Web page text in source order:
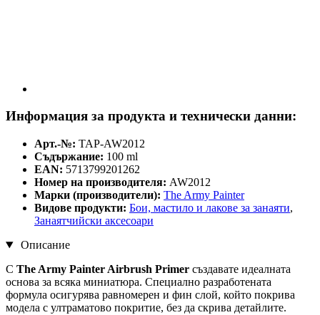
Информация за продукта и технически данни:
Арт.-№: TAP-AW2012
Съдържание: 100 ml
EAN: 5713799201262
Номер на производителя: AW2012
Марки (производители): The Army Painter
Видове продукти: Бои, мастилo и лакове за занаяти,
Занаятчийски аксесоари
Описание
С The Army Painter Airbrush Primer създавате идеалната
основа за всяка миниатюра. Специално разработената
формула осигурява равномерен и фин слой, който покрива
модела с ултраматово покритие, без да скрива детайлите.